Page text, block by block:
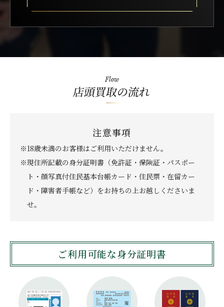
Flow
店頭買取の流れ
注意事項
※18歳未満のお客様はご利用いただけません。
※現住所記載の身分証明書（免許証・保険証・パスポー
ト・顔写真付住民基本台帳カード・住民票・在留カー
ド・障害者手帳など）をお持ちの上お越しくださいま
せ。
ご利用可能な身分証明書